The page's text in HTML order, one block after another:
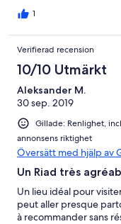
de couchage dans la
étions à 6 personnes
riad n'est pas
froide, il n'y a plus de
1
Verifierad recension
10/10 Utmärkt
Aleksander M.
30 sep. 2019
Gillade: Renlighet,
annonsens riktighet
Översätt med hjälp av
Un Riad très
Un lieu idéal pour
peut aller presque
à recommander sans